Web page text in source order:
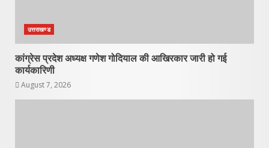
उत्तराखण्ड
कांग्रेस प्रदेश अध्यक्ष गणेश गोदियाल की आखिरकार जारी हो गई
कार्यकारिणी
August 7, 2026